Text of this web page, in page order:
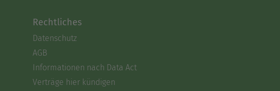
Rechtliches
Datenschutz
AGB
Informationen nach Data Act
Verträge hier kündigen